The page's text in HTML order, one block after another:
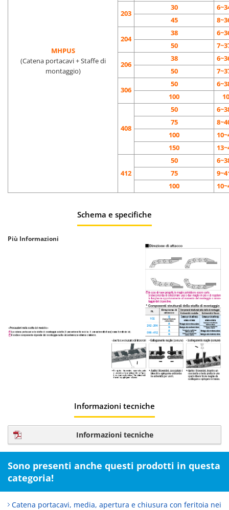
MHPUS
(Catena portacavi + Staffe di
montaggio)
203
30
45
204
38
50
206
38
50
306
50
100
408
50
75
100
150
412
50
75
100
Schema e specifiche
Più Informazioni
Informazioni tecniche
Informazioni tecniche
Sono presenti anche questi prodotti in questa
categoria!
Catena portacavi, media, apertura e chiusura con feritoia nei